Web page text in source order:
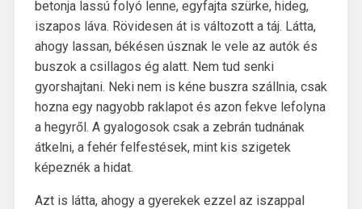
betonja lassú folyó lenne, egyfajta szürke, hideg,
iszapos láva. Rövidesen át is változott a táj. Látta,
ahogy lassan, békésen úsznak le vele az autók és
buszok a csillagos ég alatt. Nem tud senki
gyorshajtani. Neki nem is kéne buszra szállnia, csak
hozna egy nagyobb raklapot és azon fekve lefolyna
a hegyről. A gyalogosok csak a zebrán tudnának
átkelni, a fehér felfestések, mint kis szigetek
képeznék a hidat.
Azt is látta, ahogy a gyerekek ezzel az iszappal